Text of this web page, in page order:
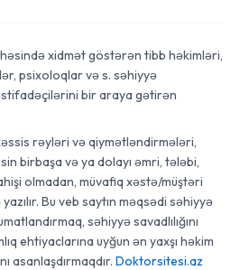
xidmət göstərən tibb həkimləri,
psixoloqlar və s. səhiyyə
bir araya gətirən
rəyləri və qiymətləndirmələri,
birbaşa və ya dolayı əmri, tələbi,
olmadan, müvafiq xəstə/müştəri
Bu veb saytın məqsədi səhiyyə
səhiyyə savadlılığını
ehtiyaclarına uyğun ən yaxşı həkim
asanlaşdırmaqdır. Doktorsitesi.az